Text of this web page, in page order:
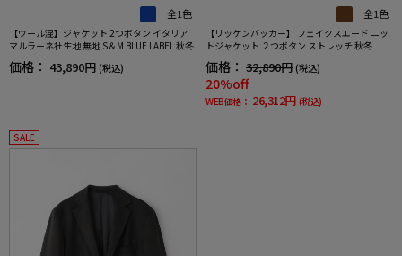
全1色
【ウール混】ジャケット 2つボタン イタリア
マルラーネ社生地 無地 S＆M BLUE LABEL 秋冬
価格： 43,890円 (税込)
全1色
【リッケンバッカー】 フェイクスエード ニッ
トジャケット ２つボタン ストレッチ 秋冬
価格： 32,890円 (税込)
20%off
WEB価格： 26,312円 (税込)
SALE